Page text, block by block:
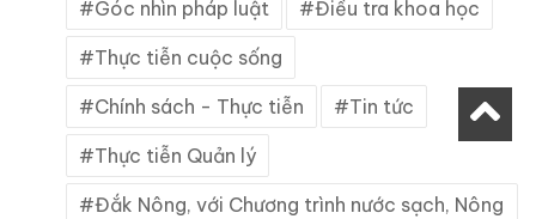
Góc nhìn pháp luật Điều tra khoa học
Thực tiễn cuộc sống
Chính sách - Thực tiễn Tin tức
Thực tiễn Quản lý
Đắk Nông, với Chương trình nước sạch, Nông